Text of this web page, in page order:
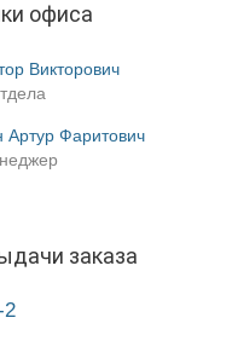
офиса
Викторович
Артур Фаритович
заказа
2